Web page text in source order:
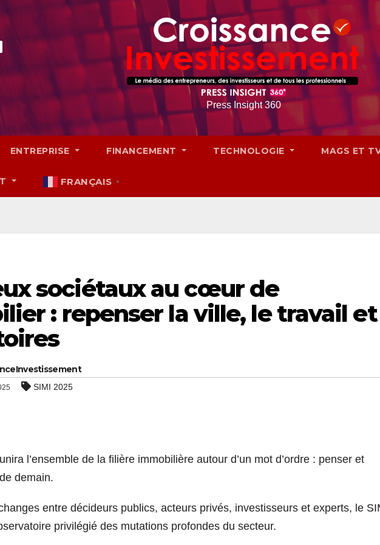
Press Insight 360
ENTREPRISE FINANCEMENT TECHNOLOGIE MAGS ET
FRANÇAIS ▼
sociétaux au cœur de
: repenser la ville, le travail et
SIMI 2025
l’ensemble de la filière immobilière autour d’un mot d’ordre : penser et
demain.
entre décideurs publics, acteurs privés, investisseurs et experts, le
privilégié des mutations profondes du secteur.